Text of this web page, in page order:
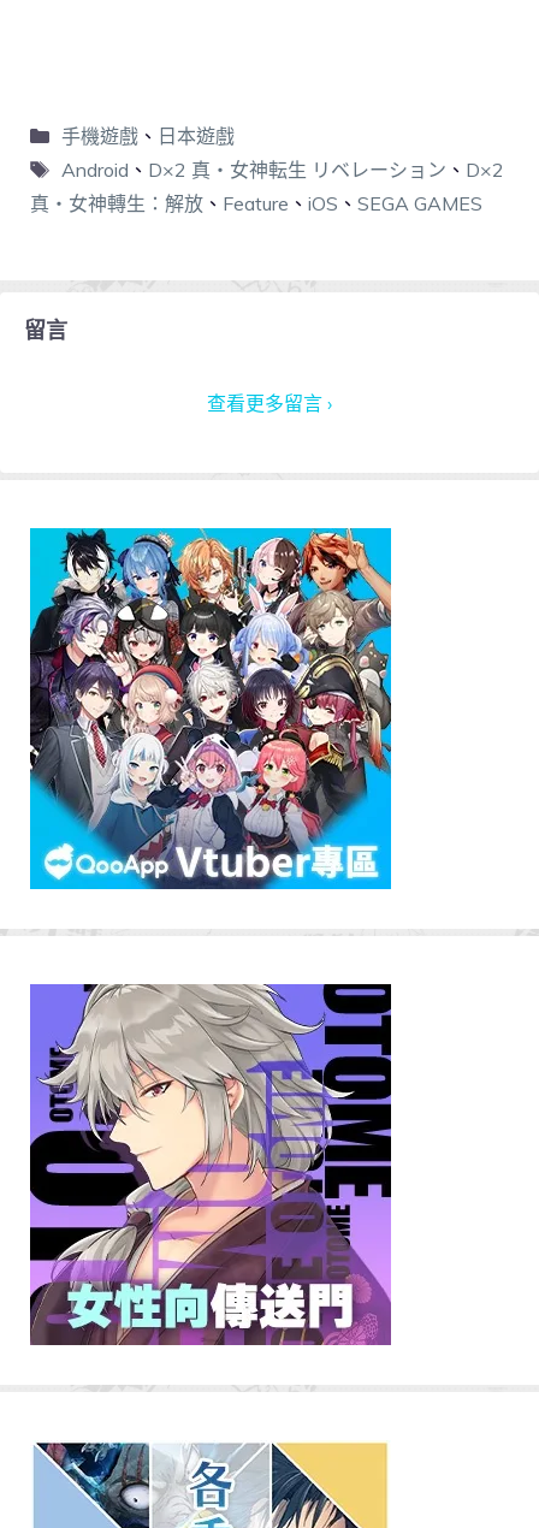
手機遊戲、 日本遊戲
Android 、 D×2 真・女神転生 リベレーション 、 D×2
真・女神轉生：解放 、 Feature 、 iOS 、 SEGA GAMES
留言
查看更多留言 ›